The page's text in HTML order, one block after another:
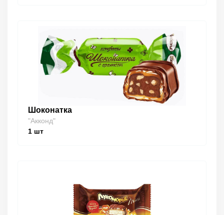
Шоконатка
"Акконд"
1 шт